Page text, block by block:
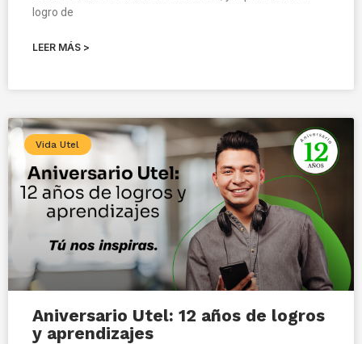
logro de
LEER MÁS >
Vida Utel
Aniversario Utel: 12 años de logros
y aprendizajes